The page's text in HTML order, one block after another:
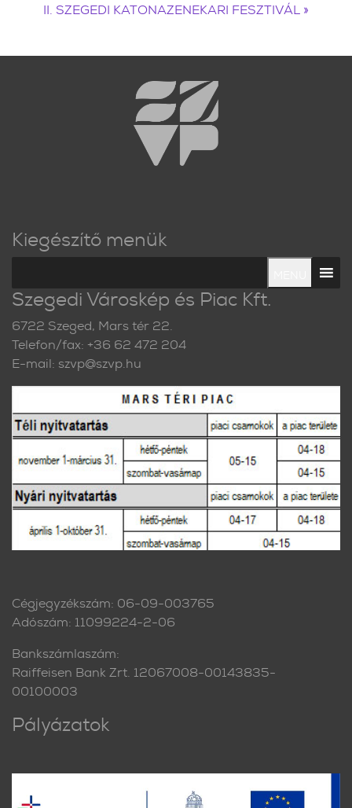
II. SZEGEDI KATONAZENEKARI FESZTIVÁL »
Kiegészítő menük
Szegedi Városkép és Piac Kft.
6722 Szeged, Mars tér 22.
Telefon/fax: +36 62 472 204
E-mail: szvp@szvp.hu
Cégjegyzékszám: 06-09-003765
Adószám: 11099224-2-06
Bankszámlaszám:
Raiffeisen Bank Zrt. 12067008-00143835-
00100003
Pályázatok